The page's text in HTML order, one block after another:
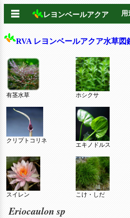
☰ レヨンベールアクア 用
RVA レヨンベールアクア水草図
有茎水草 ホシクサ
クリプトコリネ
エキノドルス
スイレン こけ・しだ
Eriocaulon sp